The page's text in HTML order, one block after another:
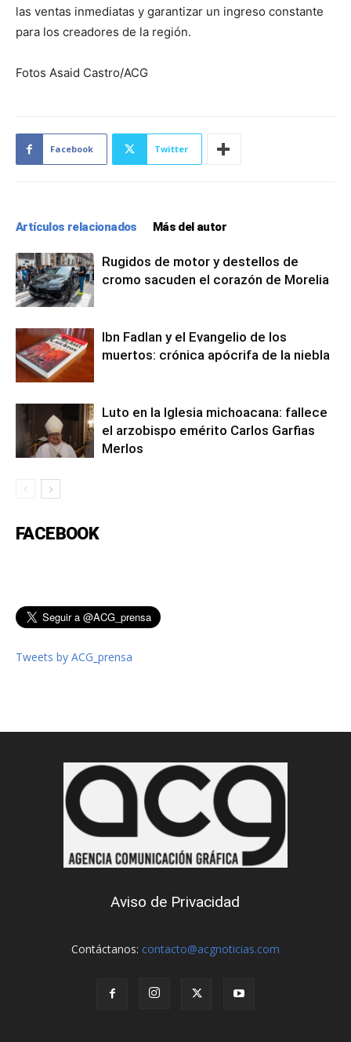
las ventas inmediatas y garantizar un ingreso constante
para los creadores de la región.
Fotos Asaid Castro/ACG
Facebook Twitter
Artículos relacionados Más del autor
Rugidos de motor y destellos de
cromo sacuden el corazón de Morelia
Ibn Fadlan y el Evangelio de los
muertos: crónica apócrifa de la niebla
Luto en la Iglesia michoacana: fallece
el arzobispo emérito Carlos Garfias
Merlos
FACEBOOK
Tweets by ACG_prensa
Aviso de Privacidad
Contáctanos: contacto@acgnoticias.com